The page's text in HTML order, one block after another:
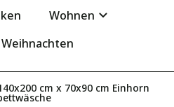
Wohnen
Weihnachten
cm x 70x90 cm Einhorn